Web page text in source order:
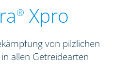
® Xpro
von pilzlichen
allen Getreidearten